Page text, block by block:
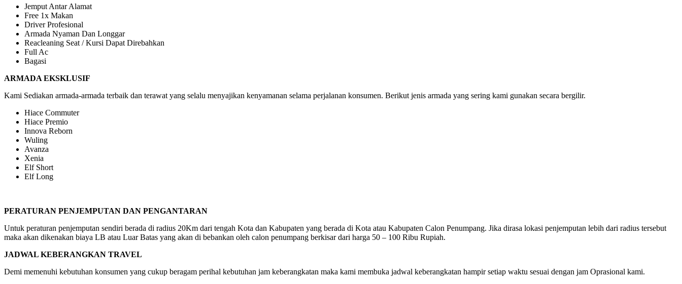
Jemput Antar Alamat
Free 1x Makan
Driver Profesional
Armada Nyaman Dan Longgar
Reacleaning Seat / Kursi Dapat Direbahkan
Full Ac
Bagasi
ARMADA EKSKLUSIF
Kami Sediakan armada-armada terbaik dan terawat yang selalu menyajikan kenyamanan selama perjalanan konsumen. Berikut jenis armada yang sering kami gunakan secara bergilir.
Hiace Commuter
Hiace Premio
Innova Reborn
Wuling
Avanza
Xenia
Elf Short
Elf Long
PERATURAN PENJEMPUTAN DAN PENGANTARAN
Untuk peraturan penjemputan sendiri berada di radius 20Km dari tengah Kota dan Kabupaten yang berada di Kota atau Kabupaten Calon Penumpang. Jika dirasa lokasi penjemputan lebih dari radius tersebut
maka akan dikenakan biaya LB atau Luar Batas yang akan di bebankan oleh calon penumpang berkisar dari harga 50 – 100 Ribu Rupiah.
JADWAL KEBERANGKAN TRAVEL
Demi memenuhi kebutuhan konsumen yang cukup beragam perihal kebutuhan jam keberangkatan maka kami membuka jadwal keberangkatan hampir setiap waktu sesuai dengan jam Oprasional kami.